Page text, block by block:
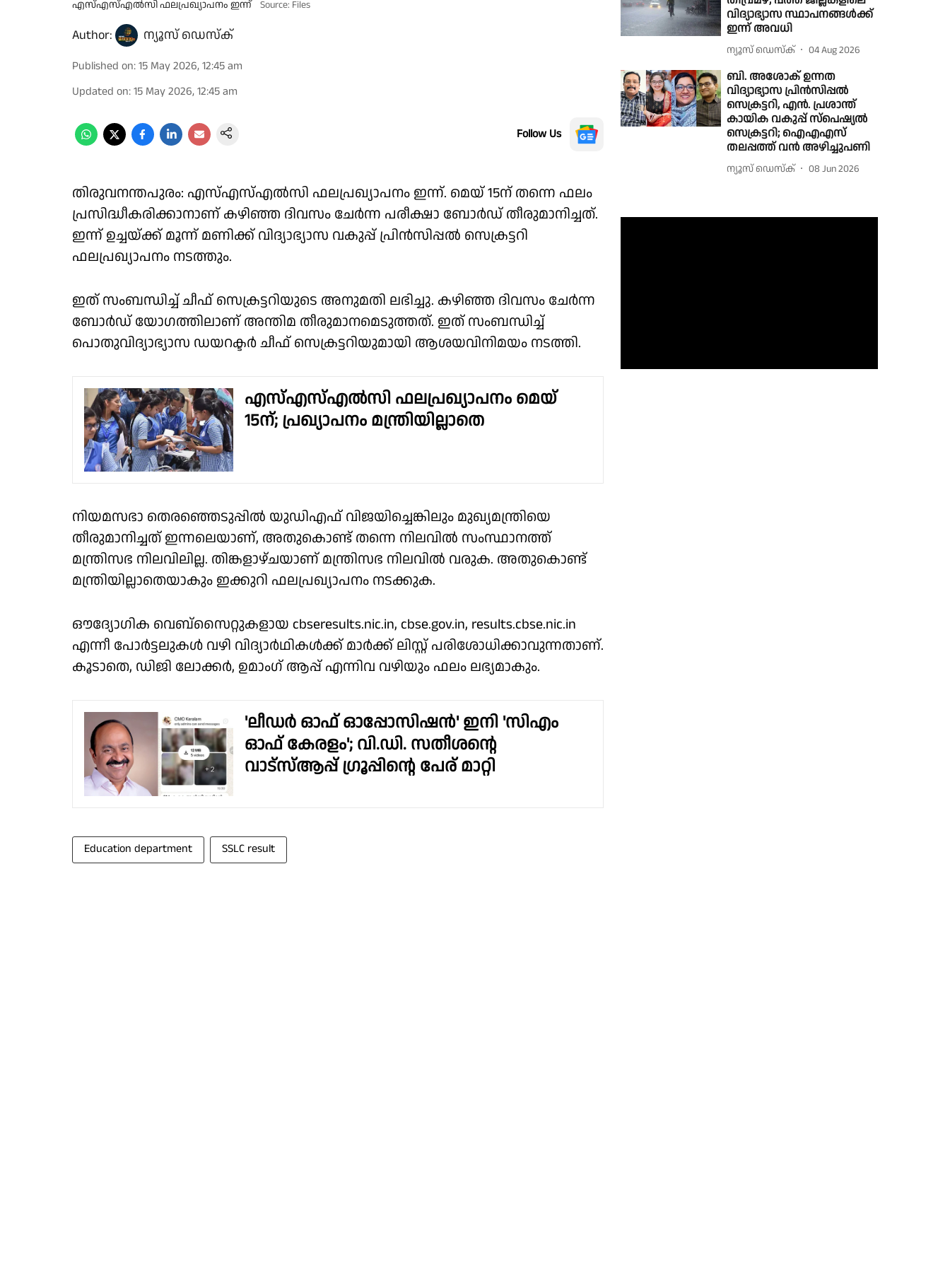
എസ്എസ്എൽസി ഫലപ്രഖ്യാപനം ഇന്ന് Source: Files
Author: ന്യൂസ് ഡെസ്ക്
Published on:15 May 2026, 12:45 am
Updated on:15 May 2026, 12:45 am
Follow Us
തിരുവനന്തപുരം: എസ്എസ്എൽസി ഫലപ്രഖ്യാപനം ഇന്ന്. മെയ് 15ന് തന്നെ ഫലം
പ്രസിദ്ധീകരിക്കാനാണ് കഴിഞ്ഞ ദിവസം ചേർന്ന പരീക്ഷാ ബോർഡ് തീരുമാനിച്ചത്.
ഇന്ന് ഉച്ചയ്ക്ക് മൂന്ന് മണിക്ക് വിദ്യാഭ്യാസ വകുപ്പ് പ്രിൻസിപ്പൽ സെക്രട്ടറി
ഫലപ്രഖ്യാപനം നടത്തും.
ഇത് സംബന്ധിച്ച് ചീഫ് സെക്രട്ടറിയുടെ അനുമതി ലഭിച്ചു. കഴിഞ്ഞ ദിവസം ചേർന്ന
ബോർഡ് യോഗത്തിലാണ് അന്തിമ തീരുമാനമെടുത്തത്. ഇത് സംബന്ധിച്ച്
പൊതുവിദ്യാഭ്യാസ ഡയറക്ടർ ചീഫ് സെക്രട്ടറിയുമായി ആശയവിനിമയം നടത്തി.
എസ്എസ്എൽസി ഫലപ്രഖ്യാപനം മെയ്
15ന്; പ്രഖ്യാപനം മന്ത്രിയില്ലാതെ
നിയമസഭാ തെരഞ്ഞെടുപ്പിൽ യുഡിഎഫ് വിജയിച്ചെങ്കിലും മുഖ്യമന്ത്രിയെ
തീരുമാനിച്ചത് ഇന്നലെയാണ്, അതുകൊണ്ട് തന്നെ നിലവിൽ സംസ്ഥാനത്ത്
മന്ത്രിസഭ നിലവിലില്ല. തിങ്കളാഴ്ചയാണ് മന്ത്രിസഭ നിലവിൽ വരുക. അതുകൊണ്ട്
മന്ത്രിയില്ലാതെയാകും ഇക്കുറി ഫലപ്രഖ്യാപനം നടക്കുക.
ഔദ്യോഗിക വെബ്‌സൈറ്റുകളായ cbseresults.nic.in, cbse.gov.in, results.cbse.nic.in
എന്നീ പോർട്ടലുകൾ വഴി വിദ്യാർഥികൾക്ക് മാർക്ക് ലിസ്റ്റ് പരിശോധിക്കാവുന്നതാണ്.
കൂടാതെ, ഡിജി ലോക്കർ, ഉമാംഗ് ആപ്പ് എന്നിവ വഴിയും ഫലം ലഭ്യമാകും.
'ലീഡർ ഓഫ് ഓപ്പോസിഷൻ' ഇനി 'സിഎം
ഓഫ് കേരളം'; വി.ഡി. സതീശൻ്റെ
വാട്സ്ആപ്പ് ഗ്രൂപ്പിൻ്റെ പേര് മാറ്റി
Education department SSLC result
വിദ്യാഭ്യാസ സ്ഥാപനങ്ങൾക്ക്
ഇന്ന് അവധി
ന്യൂസ് ഡെസ്ക് 04 Aug 2026
ബി. അശോക് ഉന്നത
വിദ്യാഭ്യാസ പ്രിൻസിപ്പൽ
സെക്രട്ടറി, എൻ. പ്രശാന്ത്
കായിക വകുപ്പ് സ്പെഷ്യൽ
സെക്രട്ടറി; ഐഎഎസ്
തലപ്പത്ത് വൻ അഴിച്ചുപണി
ന്യൂസ് ഡെസ്ക് 08 Jun 2026